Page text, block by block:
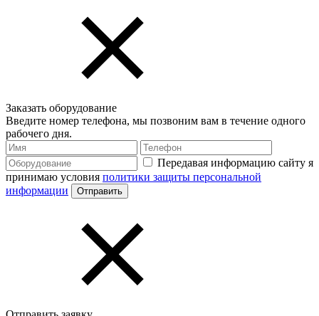
Заказать оборудование
Введите номер телефона, мы позвоним вам в течение одного
рабочего дня.
Передавая информацию сайту я
принимаю условия политики защиты персональной
информации